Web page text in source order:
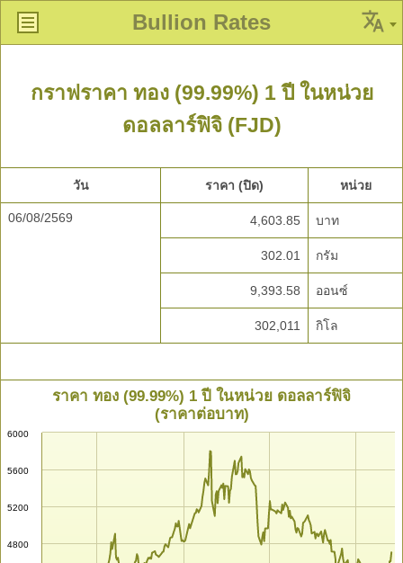
Bullion Rates
กราฟราคา ทอง (99.99%) 1 ปี ในหน่วย
ดอลลาร์ฟิจิ (FJD)
วัน ราคา (ปิด) หน่วย
06/08/2569 4,603.85 บาท
302.01 กรัม
9,393.58 ออนซ์
302,011 กิโล
ราคา ทอง (99.99%) 1 ปี ในหน่วย ดอลลาร์ฟิจิ
(ราคาต่อบาท)
4800
5200
5600
6000